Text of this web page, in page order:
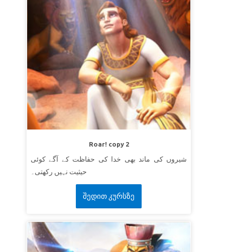
Roar! copy 2
شیروں کی ماند بھی خدا کی حفاظت کے آگے کوئی
حیثیت نہیں رکھتی۔
შედით კურსზე